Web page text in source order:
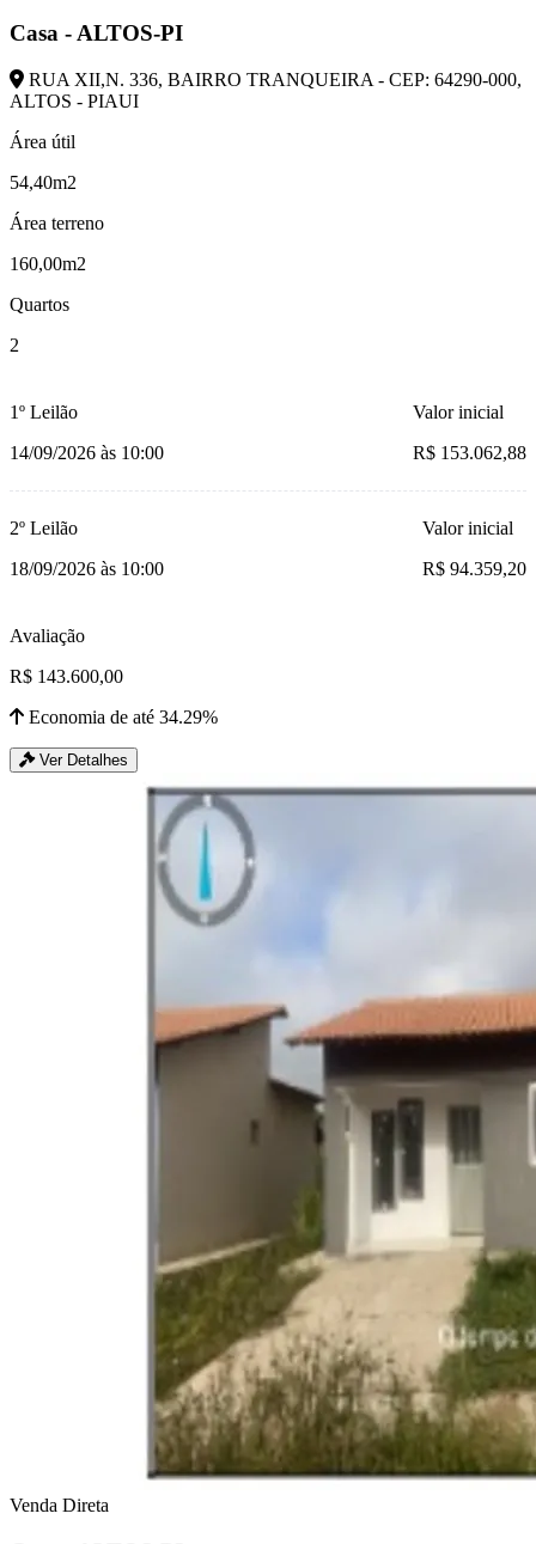
Casa - ALTOS-PI
RUA XII,N. 336, BAIRRO TRANQUEIRA - CEP: 64290-000,
ALTOS - PIAUI
Área útil
54,40m2
Área terreno
160,00m2
Quartos
2
1º Leilão
14/09/2026 às 10:00
Valor inicial
R$ 153.062,88
2º Leilão
18/09/2026 às 10:00
Valor inicial
R$ 94.359,20
Avaliação
R$ 143.600,00
Economia de até 34.29%
Ver Detalhes
Venda Direta